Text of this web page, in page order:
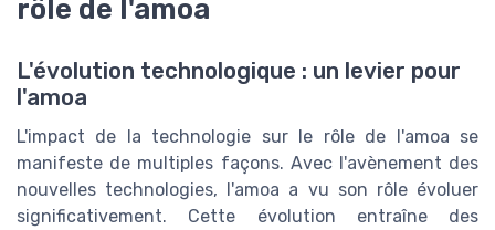
rôle de l'amoa
L'évolution technologique : un levier pour
l'amoa
L'impact de la technologie sur le rôle de l'amoa se
manifeste de multiples façons. Avec l'avènement des
nouvelles technologies, l'amoa a vu son rôle évoluer
significativement. Cette évolution entraîne des